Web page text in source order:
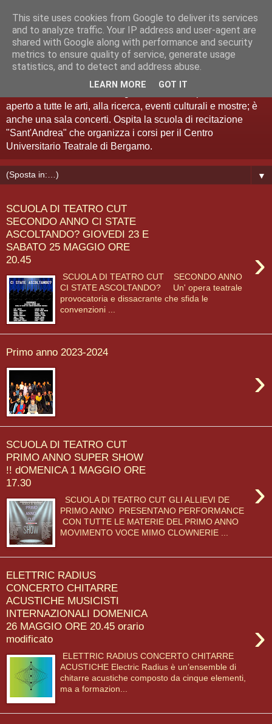
Teatro Sant'Andrea Bergamo
Spazio Artistico
aperto a tutte le arti, alla ricerca, eventi culturali e mostre; è
anche una sala concerti. Ospita la scuola di recitazione
"Sant'Andrea" che organizza i corsi per il Centro
Universitario Teatrale di Bergamo.
▼
SCUOLA DI TEATRO CUT
SECONDO ANNO CI STATE
ASCOLTANDO? GIOVEDI 23 E
SABATO 25 MAGGIO ORE
20.45
›
SCUOLA DI TEATRO CUT SECONDO ANNO
CI STATE ASCOLTANDO? Un' opera teatrale
provocatoria e dissacrante che sfida le
convenzioni ...
Primo anno 2023-2024
›
SCUOLA DI TEATRO CUT
PRIMO ANNO SUPER SHOW
!! dOMENICA 1 MAGGIO ORE
17.30
›
SCUOLA DI TEATRO CUT GLI ALLIEVI DE
PRIMO ANNO PRESENTANO PERFORMANCE
CON TUTTE LE MATERIE DEL PRIMO ANNO
MOVIMENTO VOCE MIMO CLOWNERIE ...
ELETTRIC RADIUS
CONCERTO CHITARRE
ACUSTICHE MUSICISTI
INTERNAZIONALI DOMENICA
26 MAGGIO ORE 20.45 orario
modificato
›
ELETTRIC RADIUS CONCERTO CHITARRE
ACUSTICHE Electric Radius è un’ensemble di
chitarre acustiche composto da cinque elementi,
ma a formazion...
This site uses cookies from Google to deliver its services
and to analyze traffic. Your IP address and user-agent are
shared with Google along with performance and security
metrics to ensure quality of service, generate usage
statistics, and to detect and address abuse.
LEARN MORE GOT IT